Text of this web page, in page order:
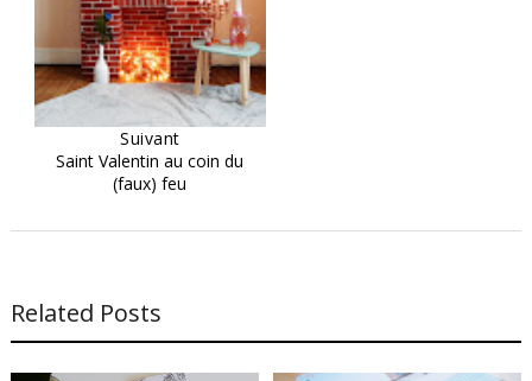
Suivant
Saint Valentin au coin du
(faux) feu
Related Posts